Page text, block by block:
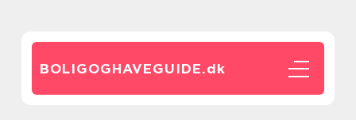
BOLIGOGHAVEGUIDE.dk